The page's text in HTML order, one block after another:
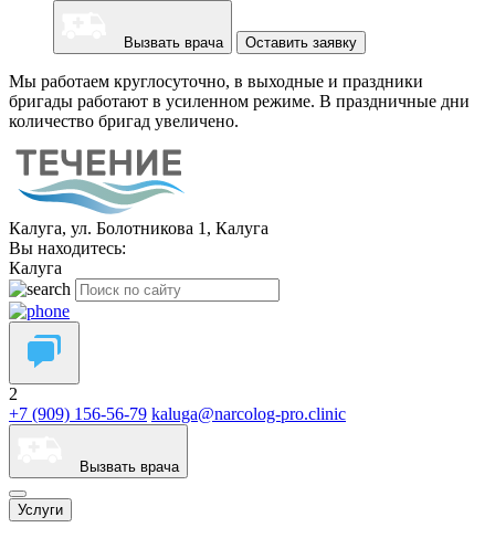
Вызвать врача Оставить заявку
Мы работаем круглосуточно, в выходные и праздники
бригады работают в усиленном режиме. В праздничные дни
количество бригад увеличено.
Калуга, ул. Болотникова 1, Калуга
Вы находитесь:
Калуга
2
+7 (909) 156-56-79 kaluga@narcolog-pro.clinic
Вызвать врача
Услуги